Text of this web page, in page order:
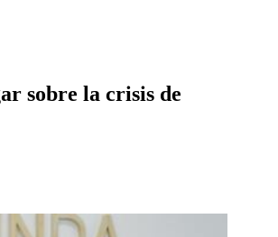
sobre la crisis de